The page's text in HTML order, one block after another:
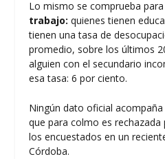
Lo mismo se comprueba para
trabajo: quienes tienen
tienen una tasa de
promedio, sobre los últimos
alguien con el secundario
esa tasa: 6 por ciento.
Ningún dato oficial
que para colmo es
los encuestados en un
Córdoba.